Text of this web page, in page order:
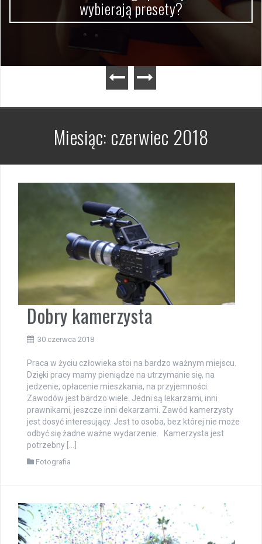
wybierają presety?
Miesiąc: czerwiec 2018
Dobry kamerzysta
30 czerwca 2018
Praca w życiu człowieka stoi na bardzo ważnym miejscu.
Dzięki pracy mamy pieniądze na utrzymanie się, na
jedzenie, opłacenie mieszkania, na przyjemności.
Zawodów jest bardzo wiele. Jedni są lekarzami, inni
prawnikami, jeszcze inni dekarzami. Zawód kamerzysty
jest dosyć interesujący. Jest to osoba, bez której nie może
odbyć się żadne ważne wydarzenie. Kamerzysta jest
potrzebny […]
Fotografia